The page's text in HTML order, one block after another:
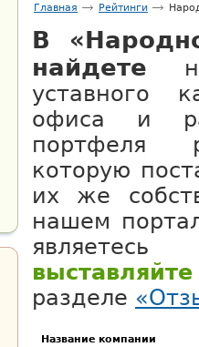
Главная Рейтинги
В
найдете
уставного
офиса и
портфеля
которую
их же
нашем
являетесь
разделе
Название компании